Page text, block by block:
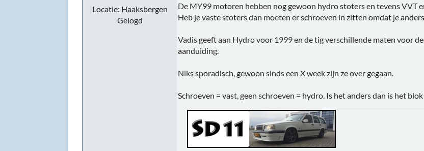
Locatie: Haaksbergen
Gelogd
De MY99 motoren hebben nog gewoon hydro stoters en tevens VVT
Heb je vaste stoters dan moeten er schroeven in zitten omdat je
Vadis geeft aan Hydro voor 1999 en de tig verschillende maten voor
aanduiding.
Niks sporadisch, gewoon sinds een X week zijn ze over gegaan.
Schroeven = vast, geen schroeven = hydro. Is het anders dan is het